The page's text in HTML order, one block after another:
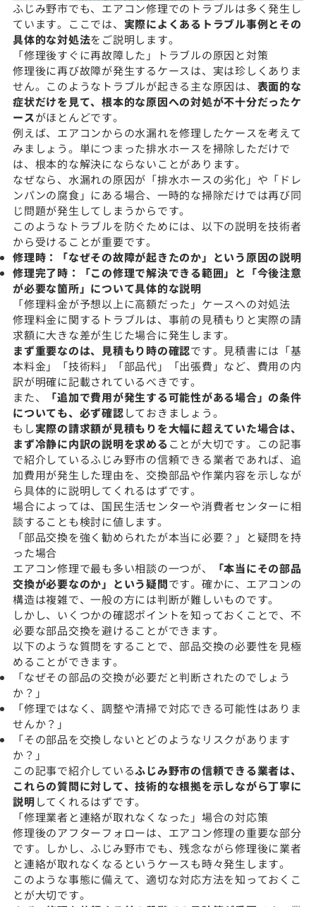
ふじみ野市でも、エアコン修理でのトラブルは多く発生し
ています。ここでは、 実際によくあるトラブル事例とその
具体的な対処法をご説明します。
「修理後すぐに再故障した」トラブルの原因と対策
修理後に再び故障が発生するケースは、実は珍しくありま
せん。このようなトラブルが起きる主な原因は、 表面的な
症状だけを見て、根本的な原因への対処が不十分だったケ
ースがほとんどです。
例えば、エアコンからの水漏れを修理したケースを考えて
みましょう。単につまった排水ホースを掃除しただけで
は、根本的な解決にならないことがあります。
なぜなら、水漏れの原因が「排水ホースの劣化」や「ドレ
ンパンの腐食」にある場合、一時的な掃除だけでは再び同
じ問題が発生してしまうからです。
このようなトラブルを防ぐためには、以下の説明を技術者
から受けることが重要です。
修理時：「なぜその故障が起きたのか」という原因の説明
修理完了時：「この修理で解決できる範囲」と「今後注意
が必要な箇所」について具体的な説明
「修理料金が予想以上に高額だった」ケースへの対処法
修理料金に関するトラブルは、事前の見積もりと実際の請
求額に大きな差が生じた場合に発生します。
まず重要なのは、見積もり時の確認です。見積書には「基
本料金」「技術料」「部品代」「出張費」など、費用の内
訳が明確に記載されているべきです。
また、
「追加で費用が発生する可能性がある場合」の条件
についても、必ず確認しておきましょう。
もし実際の請求額が見積もりを大幅に超えていた場合は、
まず冷静に内訳の説明を求めることが大切です。この記事
で紹介しているふじみ野市の信頼できる業者であれば、追
加費用が発生した理由を、交換部品や作業内容を示しなが
ら具体的に説明してくれるはずです。
場合によっては、国民生活センターや消費者センターに相
談することも検討に値します。
「部品交換を強く勧められたが本当に必要？」と疑問を持
った場合
エアコン修理で最も多い相談の一つが、
「本当にその部品
交換が必要なのか」という疑問です。確かに、エアコンの
構造は複雑で、一般の方には判断が難しいものです。
しかし、いくつかの確認ポイントを知っておくことで、不
必要な部品交換を避けることができます。
以下のような質問をすることで、部品交換の必要性を見極
めることができます。
「なぜその部品の交換が必要だと判断されたのでしょう
か？」
「修理ではなく、調整や清掃で対応できる可能性はありま
せんか？」
「その部品を交換しないとどのようなリスクがあります
か？」
この記事で紹介しているふじみ野市の信頼できる業者は、
これらの質問に対して、技術的な根拠を示しながら丁寧に
説明してくれるはずです。
「修理業者と連絡が取れなくなった」場合の対応策
修理後のアフターフォローは、エアコン修理の重要な部分
です。しかし、ふじみ野市でも、残念ながら修理後に業者
と連絡が取れなくなるというケースも時々発生します。
このような事態に備えて、適切な対応方法を知っておくこ
とが大切です。